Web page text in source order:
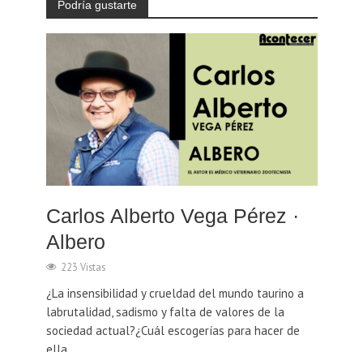
Podría gustarte
Carlos Alberto Vega Pérez ·
Albero
223 Vistas
¿La insensibilidad y crueldad del mundo taurino a
labrutalidad, sadismo y falta de valores de la
sociedad actual?¿Cuál escogerías para hacer de